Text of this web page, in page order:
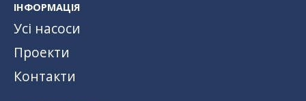
ІНФОРМАЦІЯ
Усі насоси
Проекти
Контакти